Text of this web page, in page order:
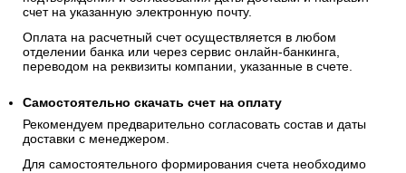
Для Юр. Лиц (без НДС): Заполните все поля формы и
укажите реквизиты, на которые будет выставлен счет.
Запрос счета на оплату
подтверждения и согласования даты доставки и направит
счет на указанную электронную почту.
Оплата на расчетный счет осуществляется в любом
отделении банка или через сервис онлайн-банкинга,
переводом на реквизиты компании, указанные в счете.